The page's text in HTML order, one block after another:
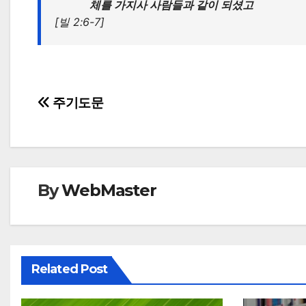
체를 가지사 사람들과 같이 되셨고
[빌 2:6-7]
Post
주기도문
ByWebMaster
Related Post